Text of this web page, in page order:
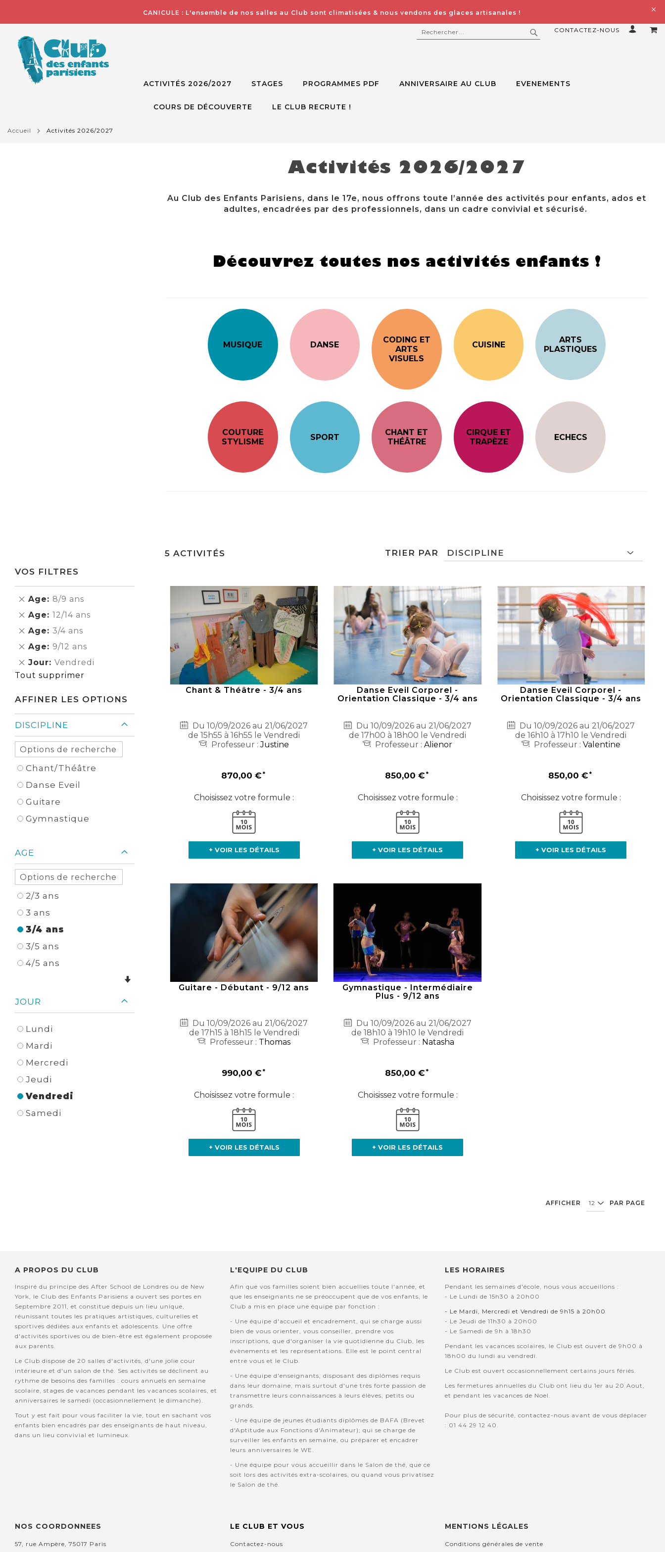
CANICULE : L'ensemble de nos salles au Club sont climatisées & nous vendons des glaces artisanales !
CONTACTEZ-NOUS
RECHERCHER
ACTIVITÉS 2026/2027 STAGES PROGRAMMES PDF ANNIVERSAIRE AU CLUB EVENEMENTS
COURS DE DÉCOUVERTE LE CLUB RECRUTE !
accueil activités 2026/2027
Activités 2026/2027
Au Club des Enfants Parisiens, dans le 17e, nous offrons toute l’année des activités pour enfants, ados et
adultes, encadrées par des professionnels, dans un cadre convivial et sécurisé.
Découvrez toutes nos activités enfants !
MUSIQUE DANSE
CODING ET
ARTS
VISUELS
CUISINE
ARTS
PLASTIQUES
COUTURE
STYLISME
SPORT
CHANT ET
THÉÂTRE
CIRQUE ET
TRAPÈZE
ECHECS
5 ACTIVITÉS TRIER PAR
Chant & Théâtre - 3/4 ans
Du 10/09/2026 au 21/06/2027
de 15h55 à 16h55 le Vendredi
Professeur :Justine
870,00 €
Choisissez votre formule :
+ VOIR LES DÉTAILS
Danse Eveil Corporel -
Orientation Classique - 3/4 ans
Du 10/09/2026 au 21/06/2027
de 17h00 à 18h00 le Vendredi
Professeur :Alienor
850,00 €
Choisissez votre formule :
+ VOIR LES DÉTAILS
Danse Eveil Corporel -
Orientation Classique - 3/4 ans
Du 10/09/2026 au 21/06/2027
de 16h10 à 17h10 le Vendredi
Professeur : Valentine
850,00 €
Choisissez votre formule :
+ VOIR LES DÉTAILS
Guitare - Débutant - 9/12 ans
Du 10/09/2026 au 21/06/2027
de 17h15 à 18h15 le Vendredi
Professeur : Thomas
990,00 €
Choisissez votre formule :
+ VOIR LES DÉTAILS
Gymnastique - Intermédiaire
Plus - 9/12 ans
Du 10/09/2026 au 21/06/2027
de 18h10 à 19h10 le Vendredi
Professeur : Natasha
850,00 €
Choisissez votre formule :
+ VOIR LES DÉTAILS
AFFICHER PAR PAGE
VOS FILTRES
Age 8/9 ans
Supprimer
Élément
Age 12/14 ans
Supprimer
Élément
Age 3/4 ans
Supprimer
Élément
Age 9/12 ans
Supprimer
Élément
Jour Vendredi
Supprimer
cet
Tout supprimer
AFFINER LES OPTIONS
DISCIPLINE
Chant/Théâtre
Danse Eveil
Guitare
Gymnastique
AGE
2/3 ans
3 ans
3/4 ans
3/5 ans
4/5 ans
JOUR
Lundi
Mardi
Mercredi
Jeudi
Vendredi
Samedi
A PROPOS DU CLUB
Inspiré du principe des After School de Londres ou de New
York, le Club des Enfants Parisiens a ouvert ses portes en
Septembre 2011, et constitue depuis un lieu unique,
réunissant toutes les pratiques artistiques, culturelles et
sportives dédiées aux enfants et adolescents. Une offre
d'activités sportives ou de bien-être est également proposée
aux parents.
Le Club dispose de 20 salles d'activités, d'une jolie cour
intérieure et d'un salon de thé. Ses activités se déclinent au
rythme de besoins des familles : cours annuels en semaine
scolaire, stages de vacances pendant les vacances scolaires, et
anniversaires le samedi (occasionnellement le dimanche).
Tout y est fait pour vous faciliter la vie, tout en sachant vos
enfants bien encadrés par des enseignants de haut niveau,
dans un lieu convivial et lumineux.
L'EQUIPE DU CLUB
Afin que vos familles soient bien accuellies toute l'année, et
que les enseignants ne se préoccupent que de vos enfants, le
Club a mis en place une équipe par fonction :
- Une équipe d'accueil et encadrement, qui se charge aussi
bien de vous orienter, vous conseiller, prendre vos
inscriptions, que d'organiser la vie quotidienne du Club, les
évènements et les représentations. Elle est le point central
entre vous et le Club.
- Une équipe d'enseignants, disposant des diplômes requis
dans leur domaine, mais surtout d'une très forte passion de
transmettre leurs connaissances à leurs élèves, petits ou
grands.
- Une équipe de jeunes étudiants diplômés de BAFA (Brevet
d'Aptitude aux Fonctions d'Animateur); qui se charge de
surveiller les enfants en semaine, ou préparer et encadrer
leurs anniversaires le WE.
- Une équipe pour vous accueillir dans le Salon de thé, que ce
soit lors des activités extra-scolaires, ou quand vous privatisez
le Salon de thé.
LES HORAIRES
Pendant les semaines d'école, nous vous accueillons :
- Le Lundi de 15h30 à 20h00
- Le Mardi, Mercredi et Vendredi de 9h15 à 20h00
- Le Jeudi de 11h30 à 20h00
- Le Samedi de 9h à 18h30
Pendant les vacances scolaires, le Club est ouvert de 9h00 à
18h00 du lundi au vendredi.
Le Club est ouvert occasionnellement certains jours fériés.
Les fermetures annuelles du Club ont lieu du 1er au 20 Aout,
et pendant les vacances de Noel.
Pour plus de sécurité, contactez-nous avant de vous déplacer
: 01 44 29 12 40.
NOS COORDONNEES
57, rue Ampère, 75017 Paris
LE CLUB ET VOUS
Contactez-nous
MENTIONS LÉGALES
Conditions générales de vente